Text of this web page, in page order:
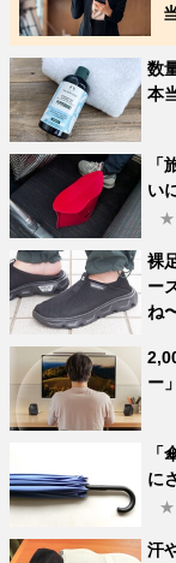
数
本
い
★
裸
ー
ね
ー
に
★
汗